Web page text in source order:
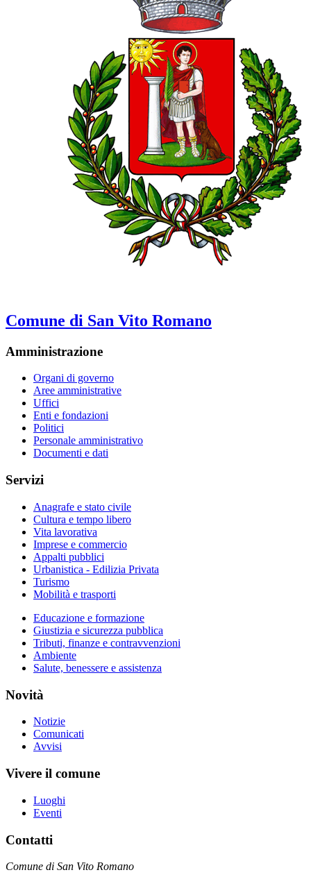
Comune di San Vito Romano
Amministrazione
Organi di governo
Aree amministrative
Uffici
Enti e fondazioni
Politici
Personale amministrativo
Documenti e dati
Servizi
Anagrafe e stato civile
Cultura e tempo libero
Vita lavorativa
Imprese e commercio
Appalti pubblici
Urbanistica - Edilizia Privata
Turismo
Mobilità e trasporti
Educazione e formazione
Giustizia e sicurezza pubblica
Tributi, finanze e contravvenzioni
Ambiente
Salute, benessere e assistenza
Novità
Notizie
Comunicati
Avvisi
Vivere il comune
Luoghi
Eventi
Contatti
Comune di San Vito Romano